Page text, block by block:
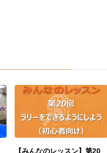
【みんなのレッスン】第20